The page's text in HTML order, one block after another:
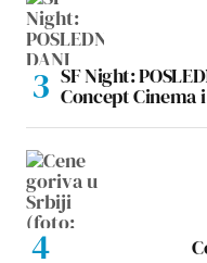
SF Night:
Concept Cinema